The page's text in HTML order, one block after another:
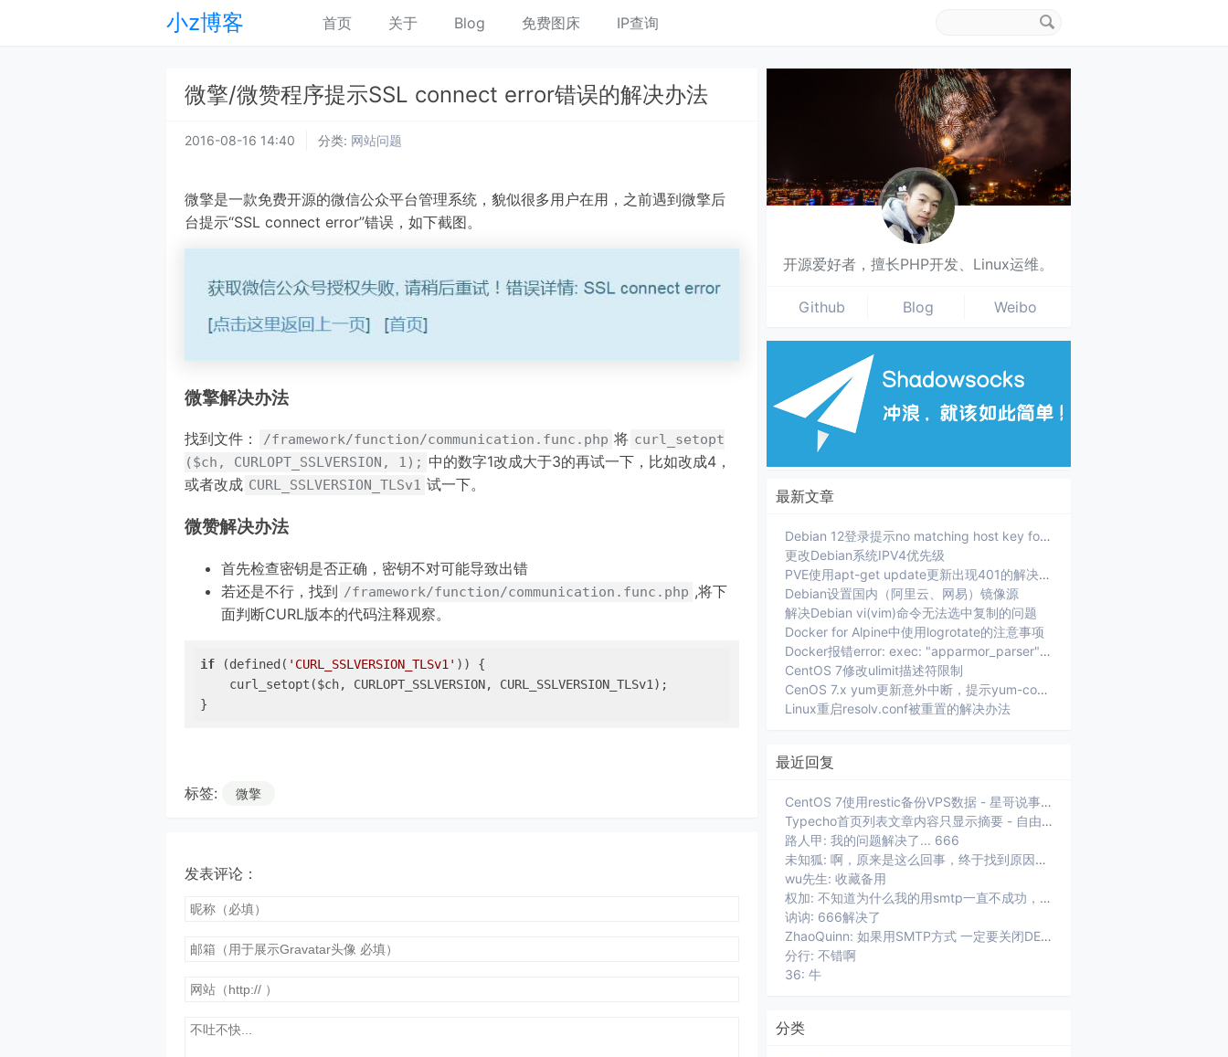
小z博客 首页 关于 Blog 免费图床 IP查询
键
微擎/微赞程序提示SSL connect error错误的解决办法
2016-08-16 14:40 分类: 网站问题
微擎是一款免费开源的微信公众平台管理系统，貌似很多用户在用，之前遇到微擎后
台提示“SSL connect error”错误，如下截图。
微擎解决办法
找到文件： /framework/function/communication.func.php 将 curl_setopt
($ch, CURLOPT_SSLVERSION, 1); 中的数字1改成大于3的再试一下，比如改成4，
或者改成 CURL_SSLVERSION_TLSv1 试一下。
微赞解决办法
首先检查密钥是否正确，密钥不对可能导致出错
若还是不行，找到 /framework/function/communication.func.php ,将下
面判断CURL版本的代码注释观察。
if (defined( 'CURL_SSLVERSION_TLSv1' )) {
    curl_setopt($ch, CURLOPT_SSLVERSION, CURL_SSLVERSION_TLSv1);
}
标签: 微擎
发表评论：
开源爱好者，擅长PHP开发、Linux运维。
Github Blog Weibo
最新文章
Debian 12登录提示no matching host key format
更改Debian系统IPV4优先级
PVE使用apt-get update更新出现401的解决办法
Debian设置国内（阿里云、网易）镜像源
解决Debian vi(vim)命令无法选中复制的问题
Docker for Alpine中使用logrotate的注意事项
Docker报错error: exec: "apparmor_parser": executable file not found in $PATH.
CentOS 7修改ulimit描述符限制
CenOS 7.x yum更新意外中断，提示yum-complete-transaction
Linux重启resolv.conf被重置的解决办法
最近回复
CentOS 7使用restic备份VPS数据 - 星哥说事: [...]xiaoz 选择的是将当前服务器数据通过 SFTP 方...
Typecho首页列表文章内容只显示摘要 - 自由鱼: [...]用了Typecho以后，遇到的第一个问题就是首页摘要显...
路人甲: 我的问题解决了... 666
未知狐: 啊，原来是这么回事，终于找到原因了。
wu先生: 收藏备用
权加: 不知道为什么我的用smtp一直不成功，老提示：SMTP连接失败，...
讷讷: 666解决了
ZhaoQuinn: 如果用SMTP方式 一定要关闭DEBUG功能 不然usr/plu...
分行: 不错啊
36: 牛
分类